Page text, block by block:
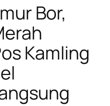
Bor,
Kamling